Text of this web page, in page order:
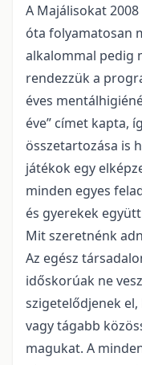
A Majálisokat
óta folyamatosan
alkalommal pedig
rendezzük a
éves
éve” címet kapta,
összetartozása is
játékok egy
minden egyes
és gyerekek
Mit szeretnénk
Az egész
időskorúak ne
szigetelődjenek
vagy tágabb
magukat. A